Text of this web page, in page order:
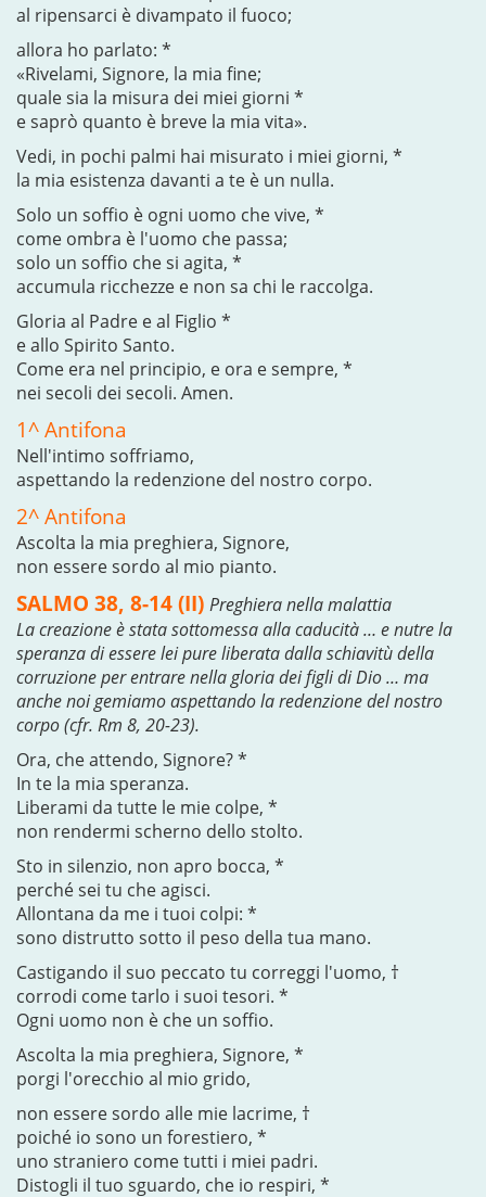
al ripensarci è divampato il fuoco;
allora ho parlato: *
«Rivelami, Signore, la mia fine;
quale sia la misura dei miei giorni *
e saprò quanto è breve la mia vita».
Vedi, in pochi palmi hai misurato i miei giorni, *
la mia esistenza davanti a te è un nulla.
Solo un soffio è ogni uomo che vive, *
come ombra è l'uomo che passa;
solo un soffio che si agita, *
accumula ricchezze e non sa chi le raccolga.
Gloria al Padre e al Figlio *
e allo Spirito Santo.
Come era nel principio, e ora e sempre, *
nei secoli dei secoli. Amen.
1^ Antifona
Nell'intimo soffriamo,
aspettando la redenzione del nostro corpo.
2^ Antifona
Ascolta la mia preghiera, Signore,
non essere sordo al mio pianto.
SALMO 38, 8-14 (II) Preghiera nella malattia
La creazione è stata sottomessa alla caducità … e nutre la
speranza di essere lei pure liberata dalla schiavitù della
corruzione per entrare nella gloria dei figli di Dio … ma
anche noi gemiamo aspettando la redenzione del nostro
corpo (cfr. Rm 8, 20-23).
Ora, che attendo, Signore? *
In te la mia speranza.
Liberami da tutte le mie colpe, *
non rendermi scherno dello stolto.
Sto in silenzio, non apro bocca, *
perché sei tu che agisci.
Allontana da me i tuoi colpi: *
sono distrutto sotto il peso della tua mano.
Castigando il suo peccato tu correggi l'uomo, †
corrodi come tarlo i suoi tesori. *
Ogni uomo non è che un soffio.
Ascolta la mia preghiera, Signore, *
porgi l'orecchio al mio grido,
non essere sordo alle mie lacrime, †
poiché io sono un forestiero, *
uno straniero come tutti i miei padri.
Distogli il tuo sguardo, che io respiri, *